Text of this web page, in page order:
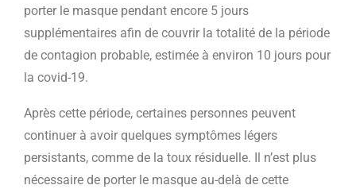
porter le masque pendant encore 5 jours
supplémentaires afin de couvrir la totalité de la période
de contagion probable, estimée à environ 10 jours pour
la covid-19.
Après cette période, certaines personnes peuvent
continuer à avoir quelques symptômes légers
persistants, comme de la toux résiduelle. Il n’est plus
nécessaire de porter le masque au-delà de cette